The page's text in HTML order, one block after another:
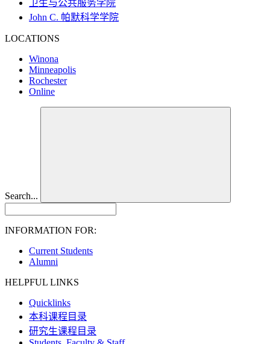
卫生与公共服务学院
John C. 帕默科学学院
LOCATIONS
Winona
Minneapolis
Rochester
Online
Search...
INFORMATION FOR:
Current Students
Alumni
HELPFUL LINKS
Quicklinks
本科课程目录
研究生课程目录